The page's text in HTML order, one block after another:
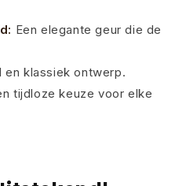
Een elegante geur die de
en klassiek ontwerp.
tijdloze keuze voor elke